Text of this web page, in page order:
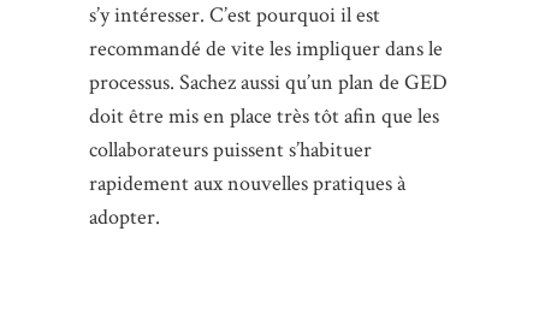
s’y intéresser. C’est pourquoi il est
recommandé de vite les impliquer dans le
processus. Sachez aussi qu’un plan de GED
doit être mis en place très tôt afin que les
collaborateurs puissent s’habituer
rapidement aux nouvelles pratiques à
adopter.